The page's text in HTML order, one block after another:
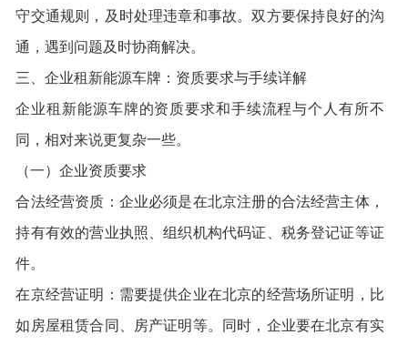
守交通规则，及时处理违章和事故。双方要保持良好的沟
通，遇到问题及时协商解决。
三、企业租新能源车牌：资质要求与手续详解
企业租新能源车牌的资质要求和手续流程与个人有所不
同，相对来说更复杂一些。
（一）企业资质要求
合法经营资质：企业必须是在北京注册的合法经营主体，
持有有效的营业执照、组织机构代码证、税务登记证等证
件。
在京经营证明：需要提供企业在北京的经营场所证明，比
如房屋租赁合同、房产证明等。同时，企业要在北京有实